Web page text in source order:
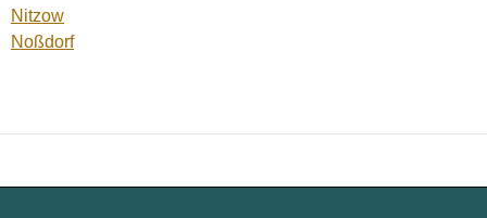
Nitzow
Noßdorf